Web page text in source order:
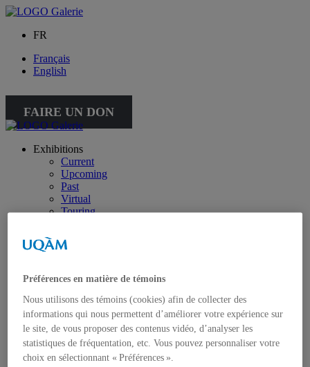
FR
Français
English
FAIRE UN DON
Exhibitions
Current
Upcoming
Past
Virtual
Touring
Educational Program
Collection
About the Collection
Publications
All publications
About our publications
About Éditions les petits carnets
News
About
Accessibility
Préférences en matière de témoins
Nous utilisons des témoins (cookies) afin de collecter des
informations qui nous permettent d’améliorer votre expérience sur
le site, de vous proposer des contenus vidéo, d’analyser les
statistiques de fréquentation, etc. Vous pouvez personnaliser votre
choix en sélectionnant « Préférences ».